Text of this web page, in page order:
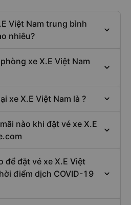
Việt Nam trung bình
nhiêu?
xe X.E Việt Nam
xe X.E Việt Nam là ?
nào khi đặt vé xe X.E
để đặt vé xe X.E Việt
điểm dịch COVID-19